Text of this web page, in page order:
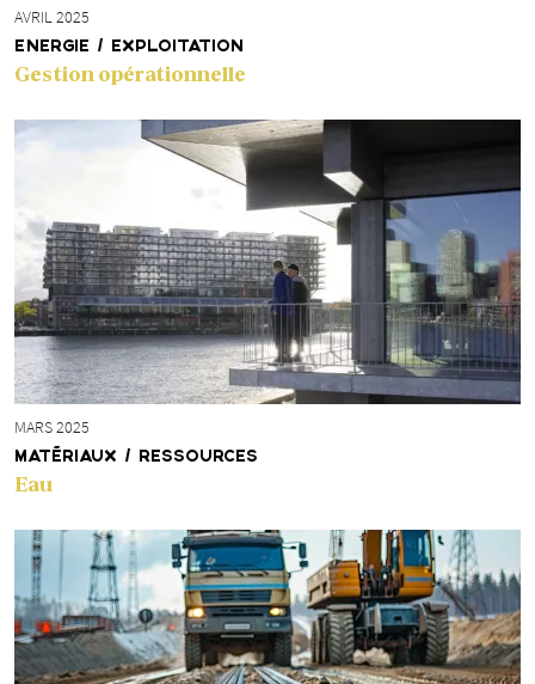
AVRIL 2025
ENERGIE / EXPLOITATION
Gestion opérationnelle
MARS 2025
MATÉRIAUX / RESSOURCES
Eau